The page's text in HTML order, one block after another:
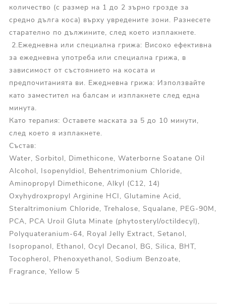
количество (с размер на 1 до 2 зърно грозде за
средно дълга коса) върху увредените зони. Разнесете
старателно по дължините, след което изплакнете.
2.Ежедневна или специална грижа: Високо ефективна
за ежедневна употреба или специална грижа, в
зависимост от състоянието на косата и
предпочитанията ви. Ежедневна грижа: Използвайте
като заместител на балсам и изплакнете след една
минута.
Като терапия: Оставете маската за 5 до 10 минути,
след което я изплакнете.
Състав:
Water, Sorbitol, Dimethicone, Waterborne Soatane Oil
Alcohol, Isopenyldiol, Behentrimonium Chloride,
Aminopropyl Dimethicone, Alkyl (C12, 14)
Oxyhydroxpropyl Arginine HCI, Glutamine Acid,
Steraltrimonium Chloride, Trehalose, Squalane, PEG-90M,
PCA, PCA Uroil Gluta Minate (phytosteryl/octildecyl),
Polyquateranium-64, Royal Jelly Extract, Setanol,
Isopropanol, Ethanol, Ocyl Decanol, BG, Silica, BHT,
Tocopherol, Phenoxyethanol, Sodium Benzoate,
Fragrance, Yellow 5